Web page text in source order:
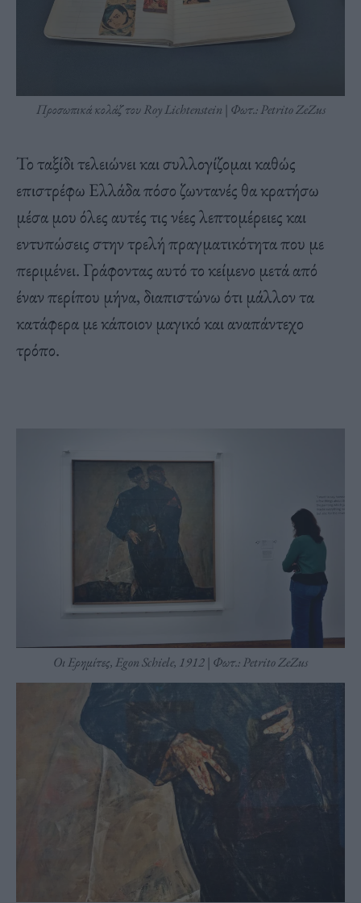
Προσωπικά κολάζ του Roy Lichtenstein | Φωτ.: Petrito ZeZus
Το ταξίδι τελειώνει και συλλογίζομαι καθώς
επιστρέφω Ελλάδα πόσο ζωντανές θα κρατήσω
μέσα μου όλες αυτές τις νέες λεπτομέρειες και
εντυπώσεις στην τρελή πραγματικότητα που με
περιμένει. Γράφοντας αυτό το κείμενο μετά από
έναν περίπου μήνα, διαπιστώνω ότι μάλλον τα
κατάφερα με κάποιον μαγικό και αναπάντεχο
τρόπο.
Oι Ερημίτες, Egon Schiele, 1912 | Φωτ.: Petrito ZeZus